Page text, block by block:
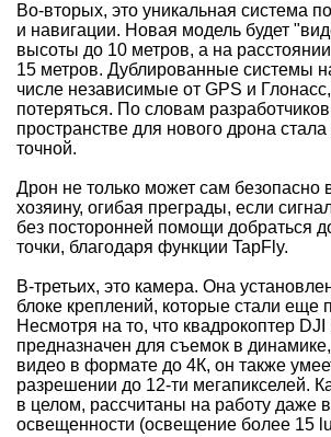
Во-вторых, это уникальная система
и навигации. Новая модель будет
высоты до 10 метров, а на
15 метров. Дублированные системы
числе независимые от GPS и
потеряться. По словам
пространстве для нового дрона
точной.
Дрон не только может сам безопасно
хозяину, огибая преграды, если
без посторонней помощи добраться
точки, благодаря функции TapFly.
В-третьих, это камера. Она
блоке креплений, которые стали еще
Несмотря на то, что квадрокоптер
предназначен для съемок в
видео в формате до 4К, он также
разрешении до 12-ти мегапикселей.
в целом, рассчитаны на работу даже
освещенности (освещение более 15